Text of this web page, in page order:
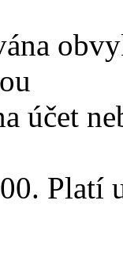
účet
Platí